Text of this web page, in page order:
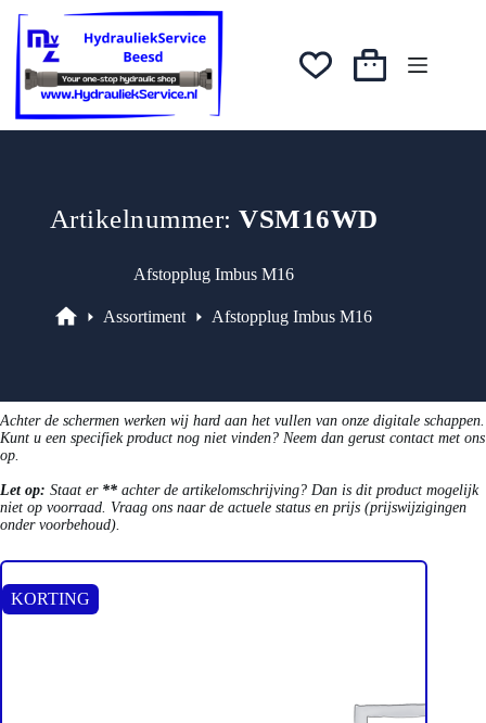
naar
inhoud
was:
€3,43.
€2,92.
Winkelwagen
Artikelnummer:VSM16WD
Afstopplug Imbus M16
Assortiment Afstopplug Imbus M16
Achter de schermen werken wij hard aan het vullen van onze digitale schappen.
Kunt u een specifiek product nog niet vinden? Neem dan gerust contact met ons
op.
Let op: Staat er ** achter de artikelomschrijving? Dan is dit product mogelijk
niet op voorraad. Vraag ons naar de actuele status en prijs (prijswijzigingen
onder voorbehoud).
KORTING